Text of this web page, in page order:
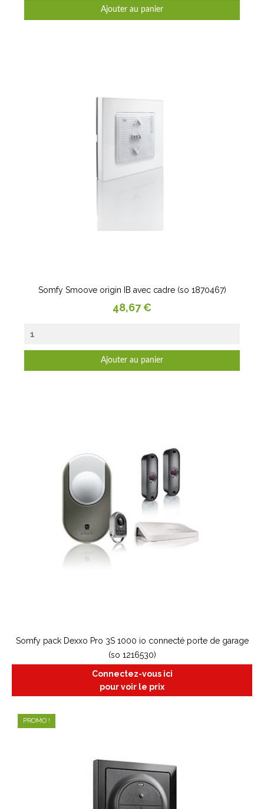
Ajouter au panier
Somfy Smoove origin IB avec cadre (so 1870467)
Prix
48,67 €
Ajouter au panier
Somfy pack Dexxo Pro 3S 1000 io connecté porte de garage
(so 1216530)
Connectez-vous ici
pour voir le prix
PROMO !